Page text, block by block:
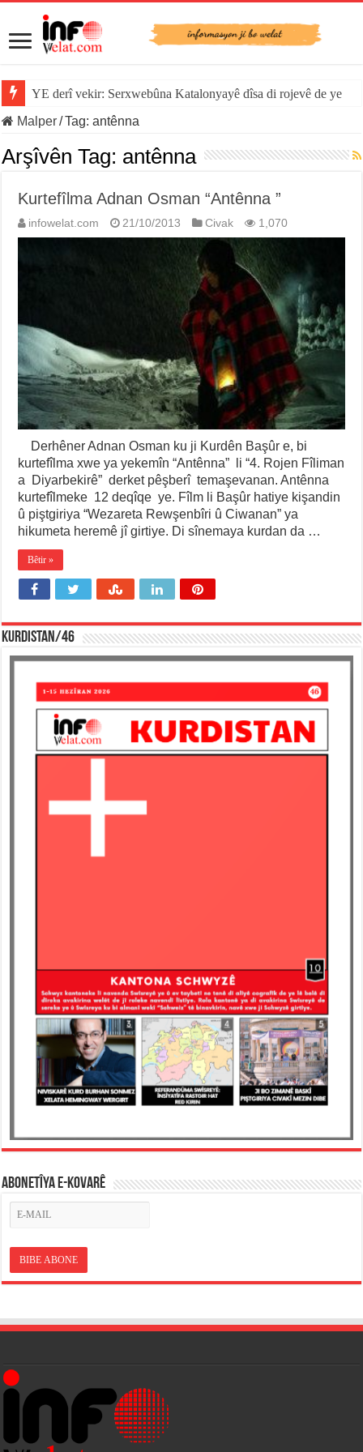
YE derî vekir: Serxwebûna Katalonyayê dîsa di rojevê de ye
Malper/Tag:antênna
Arşîvên Tag: antênna
Kurtefîlma Adnan Osman “Antênna ”
infowelat.com 21/10/2013 Civak 1,070
Derhêner Adnan Osman ku ji Kurdên Başûr e, bi
kurtefîlma xwe ya yekemîn “Antênna” li “4. Rojen Fîliman
a Diyarbekirê” derket pêşberî temaşevanan. Antênna
kurtefîlmeke 12 deqîqe ye. Fîlm li Başûr hatiye kişandin
û piştgiriya “Wezareta Rewşenbîri û Ciwanan” ya
hikumeta heremê jî girtiye. Di sînemaya kurdan da …
Bêtir »
KURDISTAN/46
ABONETÎYA E-KOVARÊ